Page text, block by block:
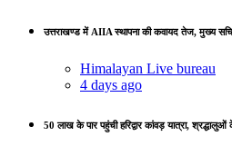
उत्तराखण्ड में AIIA स्थापना की कवायद तेज, मुख्य
Himalayan Live bureau
4 days ago
50 लाख के पार पहुंची हरिद्वार कांवड़ यात्रा,